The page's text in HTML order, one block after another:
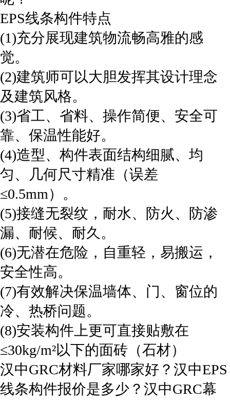
EPS线条构件特点
(1)充分展现建筑物流畅高雅的感
觉。
(2)建筑师可以大胆发挥其设计理念
及建筑风格。
(3)省工、省料、操作简便、安全可
靠、保温性能好。
(4)造型、构件表面结构细腻、均
匀、几何尺寸精准（误差
≤0.5mm）。
(5)接缝无裂纹，耐水、防火、防渗
漏、耐候、耐久。
(6)无潜在危险，自重轻，易搬运，
安全性高。
(7)有效解决保温墙体、门、窗位的
冷、热桥问题。
(8)安装构件上更可直接贴敷在
≤30kg/m²以下的面砖（石材）
汉中GRC材料厂家哪家好？汉中EPS
线条构件报价是多少？汉中GRC幕